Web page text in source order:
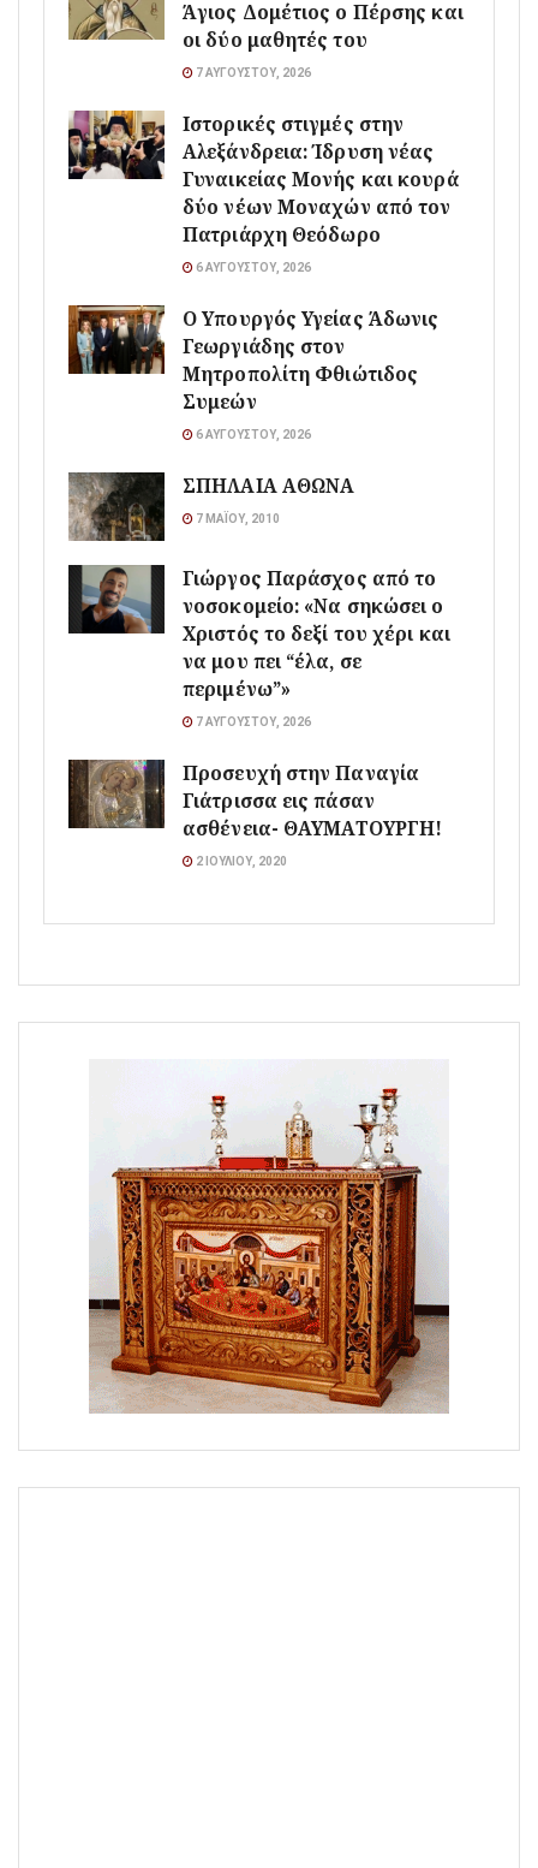
Άγιος Δομέτιος ο Πέρσης και
οι δύο μαθητές του
7 ΑΥΓΟΎΣΤΟΥ, 2026
Ιστορικές στιγμές στην
Αλεξάνδρεια: Ίδρυση νέας
Γυναικείας Μονής και κουρά
δύο νέων Μοναχών από τον
Πατριάρχη Θεόδωρο
6 ΑΥΓΟΎΣΤΟΥ, 2026
O Υπουργός Υγείας Άδωνις
Γεωργιάδης στον
Μητροπολίτη Φθιώτιδος
Συμεών
6 ΑΥΓΟΎΣΤΟΥ, 2026
ΣΠΗΛΑΙΑ ΑΘΩΝΑ
7 ΜΑΪ́ΟΥ, 2010
Γιώργος Παράσχος από το
νοσοκομείο: «Να σηκώσει ο
Χριστός το δεξί του χέρι και
να μου πει “έλα, σε
περιμένω”»
7 ΑΥΓΟΎΣΤΟΥ, 2026
Προσευχή στην Παναγία
Γιάτρισσα εις πάσαν
ασθένεια- ΘΑΥΜΑΤΟΥΡΓΗ!
2 ΙΟΥΛΊΟΥ, 2020